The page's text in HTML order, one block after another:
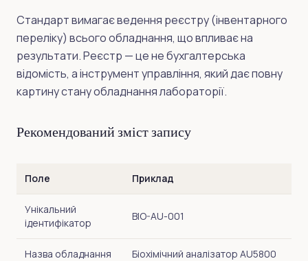
Стандарт вимагає ведення реєстру (інвентарного
переліку) всього обладнання, що впливає на
результати. Реєстр — це не бухгалтерська
відомість, а інструмент управління, який дає повну
картину стану обладнання лабораторії.
Рекомендований зміст запису
Поле Приклад
Унікальний
ідентифікатор
BIO-AU-001
Назва обладнання Біохімічний аналізатор AU5800